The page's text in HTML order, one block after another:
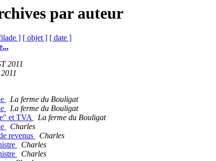
par auteur
] [ objet ] [ date ]
2011
La ferme du Bouligat
La ferme du Bouligat
et TVA
La ferme du Bouligat
Charles
revenus
Charles
Charles
Charles